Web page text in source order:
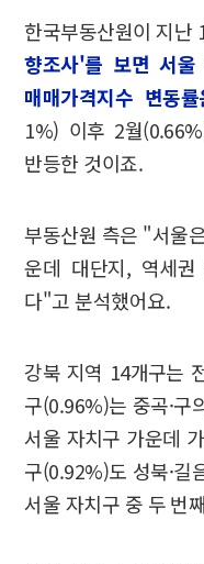
한국부동산원이 지난
향조사'를 보면 서울
매매가격지수 변동
1%) 이후 2월
반등한 것이죠.
부동산원 측은 "서울
운데 대단지, 역세
다"고 분석했어요.
강북 지역 14개구는
구(0.96%)는 중곡·구
서울 자치구 가운데
구(0.92%)도 성북·길
서울 자치구 중 두 번